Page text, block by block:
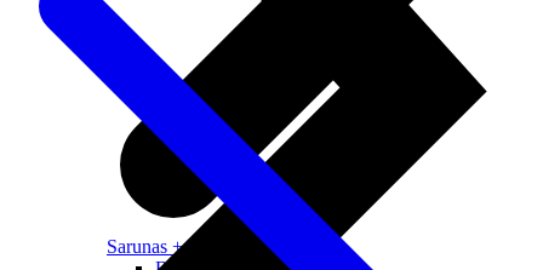
Sarunas + Internets